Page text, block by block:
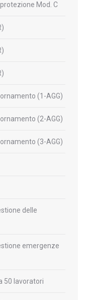
Mod. C
(1-AGG)
(2-AGG)
(3-AGG)
delle
emergenze
50 lavoratori